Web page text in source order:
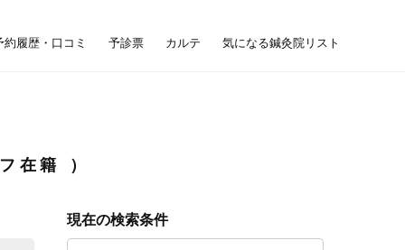
約履歴・口コミ 予診票 カルテ 気になる鍼灸院リスト
在籍
現在の検索条件